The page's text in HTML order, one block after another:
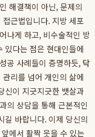
해결책이 아닌, 문제의
근법입니다. 지방 세포
나게 하고, 비수술적인 방
있다는 점은 현대인들에
공 사례들이 증명하듯, 닥
리를 넘어 개인의 삶에
신이 지긋지긋한 뱃살과
의 상담을 통해 근본적인
길 바랍니다. 이제 당신의
에서 활짝 웃을 수 있는